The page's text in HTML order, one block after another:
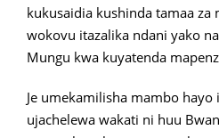
kukusaidia kushinda tamaa za
wokovu itazalika ndani yako
Mungu kwa kuyatenda
Je umekamilisha mambo hayo
ujachelewa wakati ni huu